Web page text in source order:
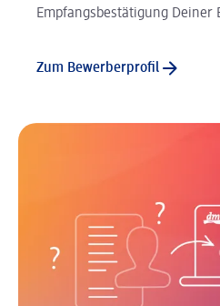
Empfangsbestätigung Deiner
Zum Bewerberprofil